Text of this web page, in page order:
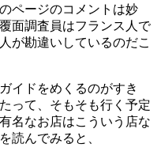
ページのコメントは妙
面調査員はフランス人で
が勘違いしているのだこ
イドをめくるのがすき
って、そもそも行く予定
名なお店はこういう店な
読んでみると、